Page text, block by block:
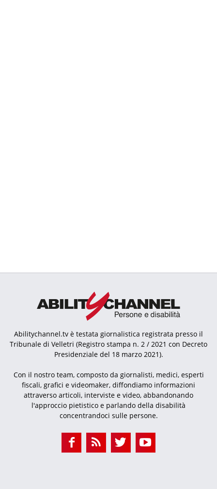
Abilitychannel.tv è testata giornalistica registrata presso il
Tribunale di Velletri (Registro stampa n. 2 / 2021 con Decreto
Presidenziale del 18 marzo 2021).
Con il nostro team, composto da giornalisti, medici, esperti
fiscali, grafici e videomaker, diffondiamo informazioni
attraverso articoli, interviste e video, abbandonando
l'approccio pietistico e parlando della disabilità
concentrandoci sulle persone.